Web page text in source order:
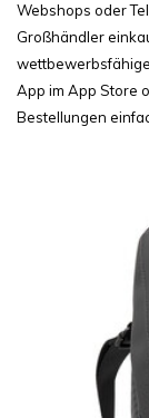
Webshops oder
Großhändler
App im App Store
Bestellungen